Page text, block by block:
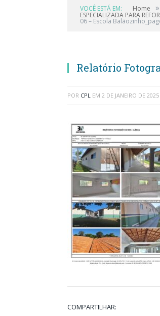
VOCÊ ESTÁ EM: Home »
ESPECIALIZADA PARA
06 – Escola
Relatório
POR CPL EM 2 DE JANEIRO DE 2025
COMPARTILHAR: